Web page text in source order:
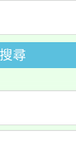
動會8/
舉行。
享有免
收入戶
可洽有
科技
入校路
專業人
搜尋